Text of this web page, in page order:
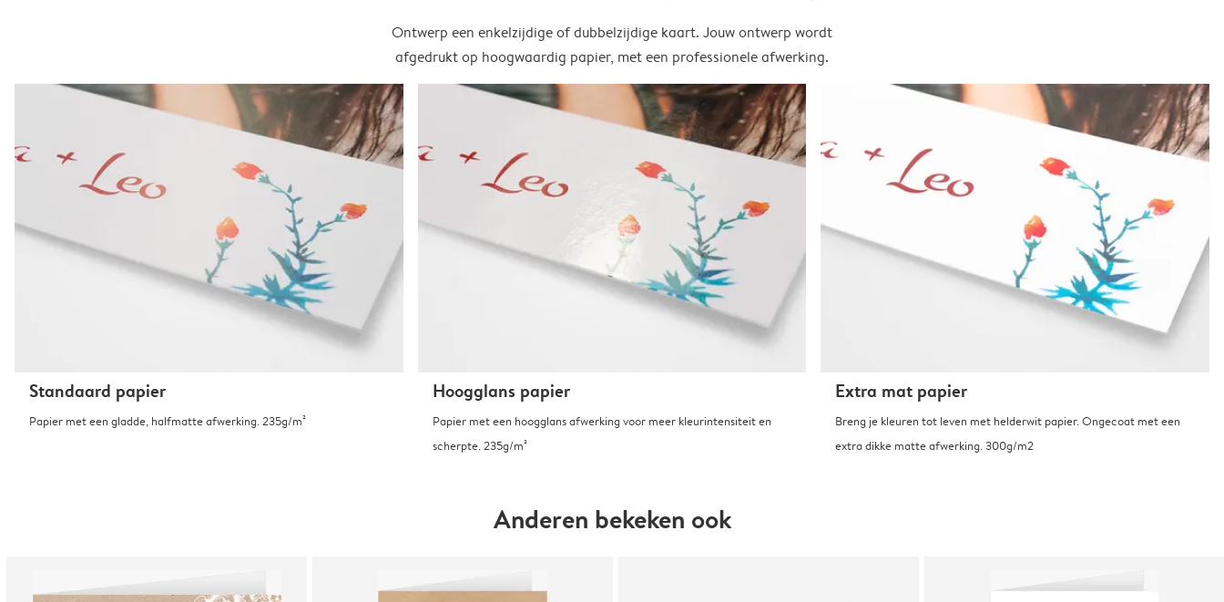
Ontwerp een enkelzijdige of dubbelzijdige kaart. Jouw ontwerp wordt
afgedrukt op hoogwaardig papier, met een professionele afwerking.
Standaard papier
Papier met een gladde, halfmatte afwerking. 235g/m²
Hoogglans papier
Papier met een hoogglans afwerking voor meer kleurintensiteit en
scherpte. 235g/m²
Extra mat papier
Breng je kleuren tot leven met helderwit papier. Ongecoat met een
extra dikke matte afwerking. 300g/m2
Anderen bekeken ook